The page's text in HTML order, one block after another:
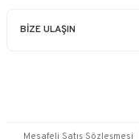
BİZE ULAŞIN
Mesafeli Satış Sözleşmesi